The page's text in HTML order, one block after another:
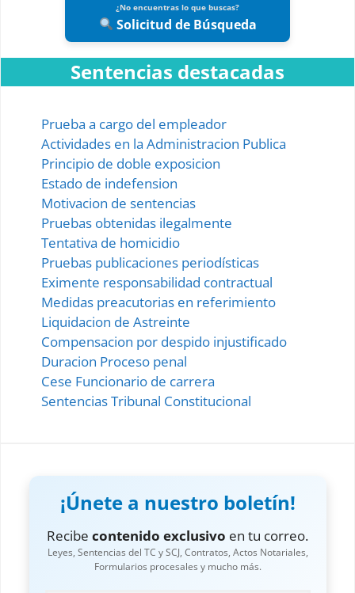
¿No encuentras lo que buscas?
Solicitud de Búsqueda
Sentencias destacadas
Prueba a cargo del empleador
Actividades en la Administracion Publica
Principio de doble exposicion
Estado de indefension
Motivacion de sentencias
Pruebas obtenidas ilegalmente
Tentativa de homicidio
Pruebas publicaciones periodísticas
Eximente responsabilidad contractual
Medidas preacutorias en referimiento
Liquidacion de Astreinte
Compensacion por despido injustificado
Duracion Proceso penal
Cese Funcionario de carrera
Sentencias Tribunal Constitucional
¡Únete a nuestro boletín!
Recibe contenido exclusivo en tu correo.
Leyes, Sentencias del TC y SCJ, Contratos, Actos Notariales,
Formularios procesales y mucho más.